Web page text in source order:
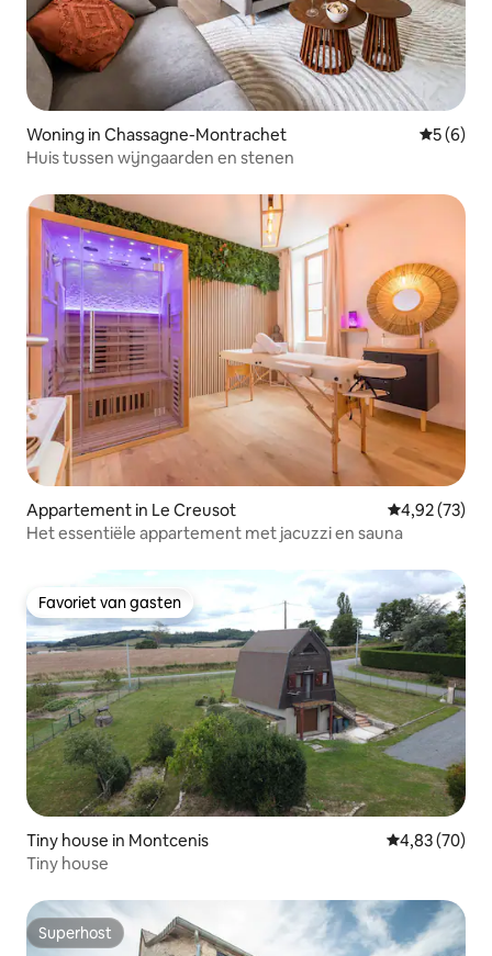
Woning in Chassagne-Montrachet
5 (6)
Huis tussen wijngaarden en stenen
Appartement in Le Creusot Gemiddelde
4,92 (73)
Het essentiële appartement met jacuzzi en sauna
Favoriet van gasten
Favoriet van gasten
Tiny house in Montcenis Gemiddelde
4,83 (70)
Tiny house
Superhost
Superhost